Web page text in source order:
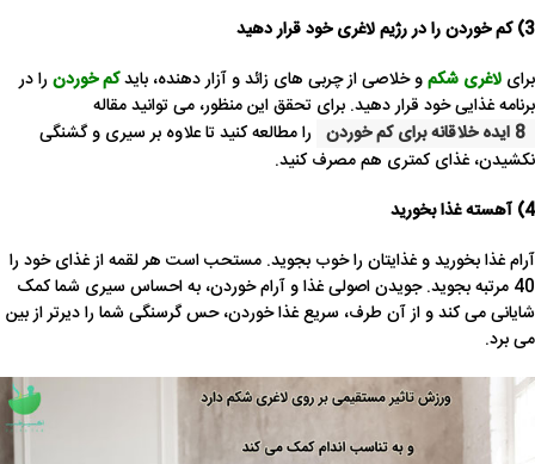
3) کم خوردن را در رژیم لاغری خود قرار دهید
برای لاغری شکمو خلاصی از چربی های زائد و آزار دهنده، بایدکم خوردنرا در
برنامه غذایی خود قرار دهید. برای تحقق این منظور، می توانید مقاله
8 ایده خلاقانه برای کم خوردن
را مطالعه کنید تا علاوه بر سیری و گشنگی
نکشیدن، غذای کمتری هم مصرف کنید.
4) آهسته غذا بخورید
آرام غذا بخورید و غذایتان را خوب بجوید. مستحب است هر لقمه از غذای خود را
40 مرتبه بجوید. جویدن اصولی غذا و آرام خوردن، به احساس سیری شما کمک
شایانی می کند و از آن طرف، سریع غذا خوردن، حس گرسنگی شما را دیرتر از بین
می برد.